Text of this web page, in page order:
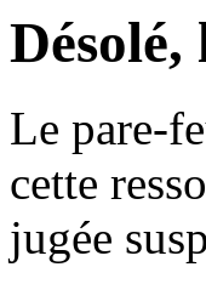
Désolé,
Le pare-
cette
jugée